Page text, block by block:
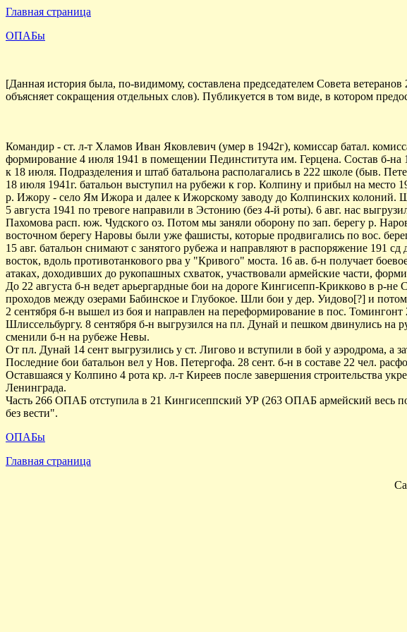
Главная страница
ОПАБы
[Данная история была, по-видимому, составлена председателем Совета
объясняет сокращения отдельных слов). Публикуется в том виде, в котором
Командир - ст. л-т Хламов Иван Яковлевич (умер в 1942г), комиссар батал.
формирование 4 июля 1941 в помещении Пединститута им. Герцена. Состав б-
к 18 июля. Подразделения и штаб батальона располагались в 222 школе (быв.
18 июля 1941г. батальон выступил на рубежи к гор. Колпину и прибыл на место
р. Ижору - село Ям Ижора и далее к Ижорскому заводу до Колпинских колоний.
5 августа 1941 по тревоге направили в Эстонию (без 4-й роты). 6 авг. нас
Пахомова расп. юж. Чудского оз. Потом мы заняли оборону по зап. берегу р.
восточном берегу Наровы были уже фашисты, которые продвигались по вос.
15 авг. батальон снимают с занятого рубежа и направляют в распоряжение 191
восток, вдоль противотанкового рва у "Кривого" моста. 16 ав. б-н получает
атаках, доходивших до рукопашных схваток, участвовали армейские части,
До 22 августа б-н ведет арьергардные бои на дороге Кингисепп-Крикково в р-
проходов между озерами Бабинское и Глубокое. Шли бои у дер. Уидово[?] и
2 сентября б-н вышел из боя и направлен на переформирование в пос.
Шлиссельбургу. 8 сентября б-н выгрузился на пл. Дунай и пешком двинулись
сменили б-н на рубеже Невы.
От пл. Дунай 14 сент выгрузились у ст. Лигово и вступили в бой у аэродрома, а
Последние бои батальон вел у Нов. Петергофа. 28 сент. б-н в составе 22 чел.
Оставшаяся у Колпино 4 рота кр. л-т Киреев после завершения строительства
Ленинграда.
Часть 266 ОПАБ отступила в 21 Кингисеппский УР (263 ОПАБ армейский весь
без вести".
ОПАБы
Главная страница